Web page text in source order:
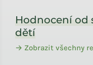
Hodnocení od
dětí
→ Zobrazit všechny